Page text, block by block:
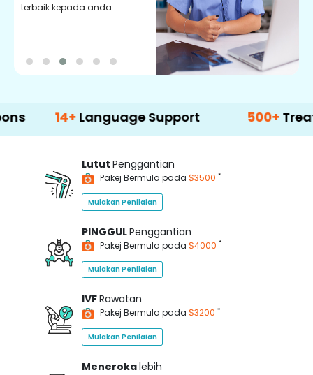
terbaik kepada anda.
14+ Language Support 500+ Treatment
Lutut Penggantian
Pakej Bermula pada $3500 *
Mulakan Penilaian
PINGGULPenggantian
Pakej Bermula pada $4000 *
Mulakan Penilaian
IVFRawatan
Pakej Bermula pada $3200 *
Mulakan Penilaian
Menerokalebih